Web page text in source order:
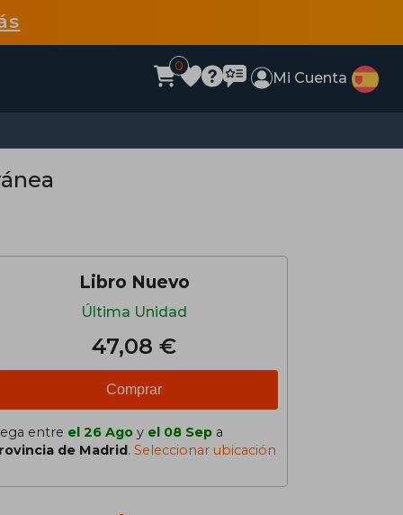
0
Mi Cuenta
Libro Nuevo
Última Unidad
47,08 €
Comprar
entre el 26 Ago y el 08 Sep a
de Madrid. Seleccionar ubicación